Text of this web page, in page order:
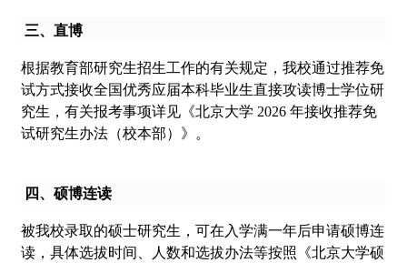
三、直博
根据教育部研究生招生工作的有关规定，我校通过推荐免
试方式接收全国优秀应届本科毕业生直接攻读博士学位研
究生，有关报考事项详见《北京大学 2026 年接收推荐免
试研究生办法（校本部）》。
四、硕博连读
被我校录取的硕士研究生，可在入学满一年后申请硕博连
读，具体选拔时间、人数和选拔办法等按照《北京大学硕